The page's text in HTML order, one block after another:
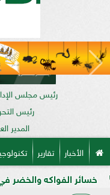
رئيس مجلس
رئيس
المدير
الأخبار تقارير
والخضر في ذمة «مبيدات